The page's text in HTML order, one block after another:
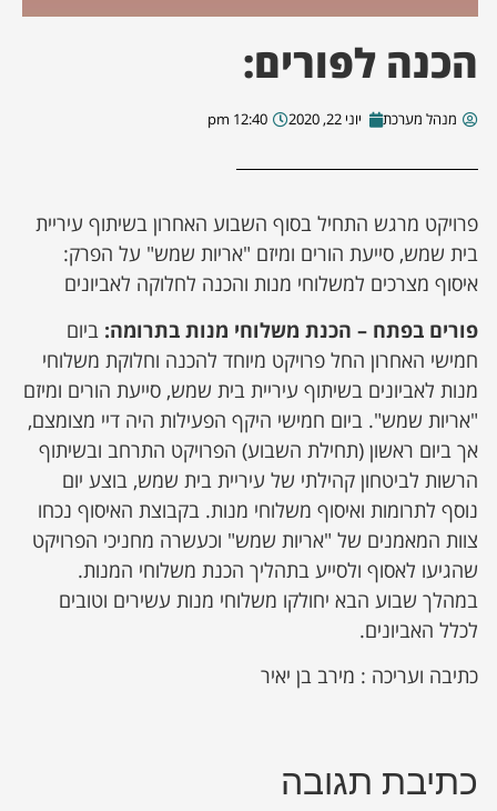
הכנה לפורים:
מנהל מערכת יוני 22, 2020 12:40 pm
פרויקט מרגש התחיל בסוף השבוע האחרון בשיתוף עיריית
בית שמש, סייעת הורים ומיזם "אריות שמש" על הפרק:
איסוף מצרכים למשלוחי מנות והכנה לחלוקה לאביונים
פורים בפתח – הכנת משלוחי מנות בתרומה: ביום
חמישי האחרון החל פרויקט מיוחד להכנה וחלוקת משלוחי
מנות לאביונים בשיתוף עיריית בית שמש, סייעת הורים ומיזם
"אריות שמש". ביום חמישי היקף הפעילות היה דיי מצומצם,
אך ביום ראשון (תחילת השבוע) הפרויקט התרחב ובשיתוף
הרשות לביטחון קהילתי של עיריית בית שמש, בוצע יום
נוסף לתרומות ואיסוף משלוחי מנות. בקבוצת האיסוף נכחו
צוות המאמנים של "אריות שמש" וכעשרה מחניכי הפרויקט
שהגיעו לאסוף ולסייע בתהליך הכנת משלוחי המנות.
במהלך שבוע הבא יחולקו משלוחי מנות עשירים וטובים
לכלל האביונים.
כתיבה ועריכה : מירב בן יאיר
כתיבת תגובה